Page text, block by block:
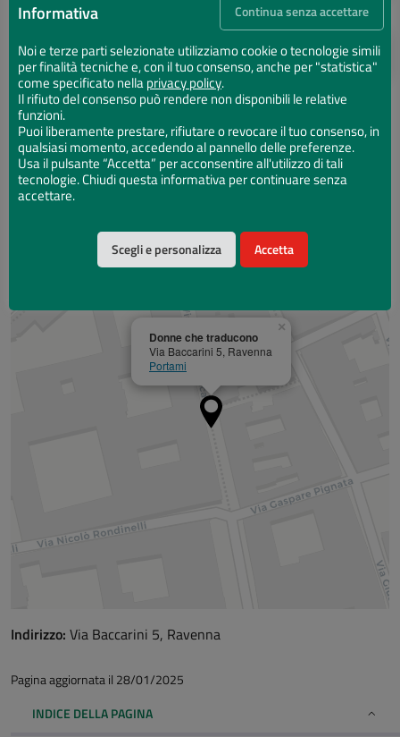
INDICE DELLA PAGINA
05
MAR
19:00 - Fine evento
Aggiungi al calendario
Donne che traducono
Via Baccarini 5, Ravenna
Portami
×
Indirizzo: Via Baccarini 5, Ravenna
Pagina aggiornata il 28/01/2025
Informativa
Noi e terze parti selezionate utilizziamo cookie o tecnologie simili
per finalità tecniche e, con il tuo consenso, anche per "statistica"
come specificato nellaprivacy policy.
Il rifiuto del consenso può rendere non disponibili le relative
funzioni.
Puoi liberamente prestare, rifiutare o revocare il tuo consenso, in
qualsiasi momento, accedendo al pannello delle preferenze.
Usa il pulsante “Accetta” per acconsentire all'utilizzo di tali
tecnologie. Chiudi questa informativa per continuare senza
accettare.
Scegli e personalizza Accetta
Continua senza accettare